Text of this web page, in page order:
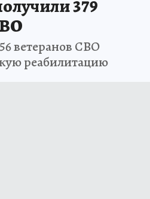
379
ветеранов СВО
реабилитацию